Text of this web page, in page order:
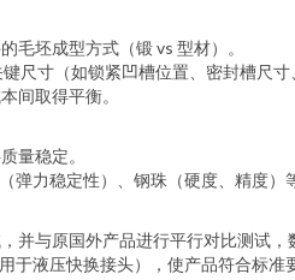
毛坯成型方式（锻 vs 型材）。
尺寸（如锁紧凹槽位置、密封槽尺寸
间取得平衡。
量稳定。
弹力稳定性）、钢珠（硬度、精度）
并与原国外产品进行平行对比测试
液压快换接头），使产品符合标准